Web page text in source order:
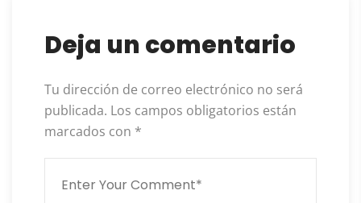
Deja un comentario
Tu dirección de correo electrónico no será
publicada. Los campos obligatorios están
marcados con *